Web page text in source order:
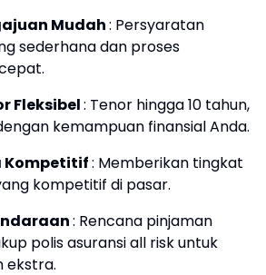
Mudah: Persyaratan
sederhana dan proses
Fleksibel: Tenor hingga 10 tahun,
kemampuan finansial Anda.
Kompetitif: Memberikan tingkat
kompetitif di pasar.
: Rencana pinjaman
polis asuransi all risk untuk
ekstra.